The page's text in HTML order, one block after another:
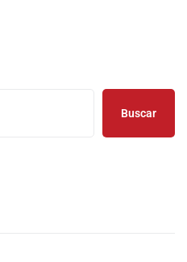
Buscar